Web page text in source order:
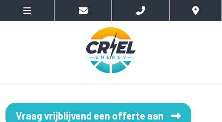
Vraag vrijblijvend een offerte aan